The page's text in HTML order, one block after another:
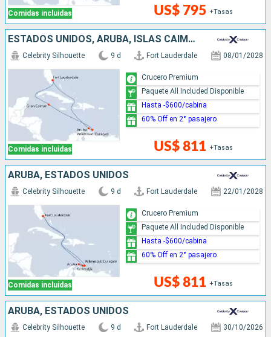
Comidas incluidas US$ 795 +Tasas
ESTADOS UNIDOS, ARUBA, ISLAS CAIMÁN
Comidas incluidas
Celebrity Silhouette 9 d Fort Lauderdale 08/01/2028
US$ 811 +Tasas
Crucero Premium
Paquete All Included Disponible
Hasta -$600/cabina
60% Off en 2° pasajero
ARUBA, ESTADOS UNIDOS
Comidas incluidas
Celebrity Silhouette 9 d Fort Lauderdale 22/01/2028
US$ 811 +Tasas
Crucero Premium
Paquete All Included Disponible
Hasta -$600/cabina
60% Off en 2° pasajero
ARUBA, ESTADOS UNIDOS
Celebrity Silhouette 9 d Fort Lauderdale 30/10/2026